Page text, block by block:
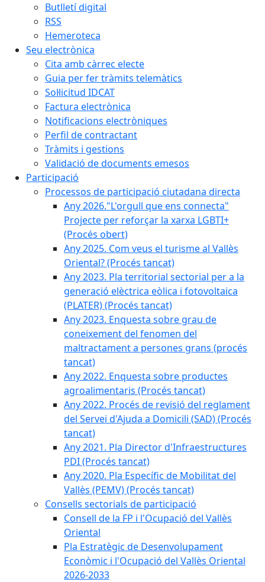
Butlletí digital
RSS
Hemeroteca
Seu electrònica
Cita amb càrrec electe
Guia per fer tràmits telemàtics
Sol·licitud IDCAT
Factura electrònica
Notificacions electròniques
Perfil de contractant
Tràmits i gestions
Validació de documents emesos
Participació
Processos de participació ciutadana directa
Any 2026."L'orgull que ens connecta"
Projecte per reforçar la xarxa LGBTI+
(Procés obert)
Any 2025. Com veus el turisme al Vallès
Oriental? (Procés tancat)
Any 2023. Pla territorial sectorial per a la
generació elèctrica eòlica i fotovoltaica
(PLATER) (Procés tancat)
Any 2023. Enquesta sobre grau de
coneixement del fenomen del
maltractament a persones grans (procés
tancat)
Any 2022. Enquesta sobre productes
agroalimentaris (Procés tancat)
Any 2022. Procés de revisió del reglament
del Servei d'Ajuda a Domicili (SAD) (Procés
tancat)
Any 2021. Pla Director d'Infraestructures
PDI (Procés tancat)
Any 2020. Pla Específic de Mobilitat del
Vallès (PEMV) (Procés tancat)
Consells sectorials de participació
Consell de la FP i l'Ocupació del Vallès
Oriental
Pla Estratègic de Desenvolupament
Econòmic i l'Ocupació del Vallès Oriental
2026-2033